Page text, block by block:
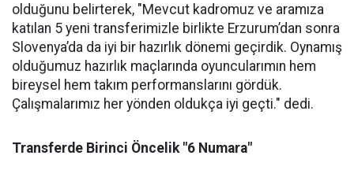
olduğunu belirterek, "Mevcut kadromuz ve aramıza
katılan 5 yeni transferimizle birlikte Erzurum’dan sonra
Slovenya’da da iyi bir hazırlık dönemi geçirdik. Oynamış
olduğumuz hazırlık maçlarında oyuncularımın hem
bireysel hem takım performanslarını gördük.
Çalışmalarımız her yönden oldukça iyi geçti." dedi.
Transferde Birinci Öncelik "6 Numara"